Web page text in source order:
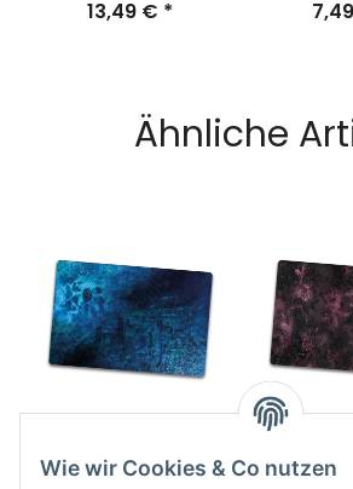
122cm für Gaming
13,49 € *
Ähnliche
Deep Blue 6x4 Slate
Wie wir Cookies & Co nutzen